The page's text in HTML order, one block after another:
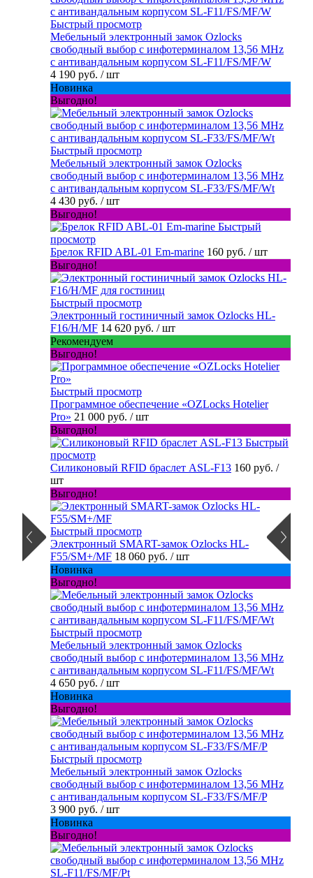
Быстрый просмотр
Мебельный электронный замок Ozlocks
свободный выбор с инфотерминалом 13,56 MHz
с антивандальным корпусом SL-F11/FS/MF/W
4 190 руб. / шт
Новинка
Выгодно!
Быстрый просмотр
Мебельный электронный замок Ozlocks
свободный выбор с инфотерминалом 13,56 MHz
с антивандальным корпусом SL-F33/FS/MF/Wt
4 430 руб. / шт
Выгодно!
Быстрый
просмотр
Брелок RFID ABL-01 Em-marine 160 руб. / шт
Выгодно!
Быстрый просмотр
Электронный гостиничный замок Ozlocks HL-
F16/H/MF 14 620 руб. / шт
Рекомендуем
Выгодно!
Быстрый просмотр
Программное обеспечение «OZLocks Hotelier
Pro» 21 000 руб. / шт
Выгодно!
Быстрый
просмотр
Силиконовый RFID браслет ASL-F13 160 руб. /
шт
Выгодно!
Быстрый просмотр
Электронный SMART-замок Ozlocks HL-
F55/SM+/MF 18 060 руб. / шт
Новинка
Выгодно!
Быстрый просмотр
Мебельный электронный замок Ozlocks
свободный выбор с инфотерминалом 13,56 MHz
с антивандальным корпусом SL-F11/FS/MF/Wt
4 650 руб. / шт
Новинка
Выгодно!
Быстрый просмотр
Мебельный электронный замок Ozlocks
свободный выбор с инфотерминалом 13,56 MHz
с антивандальным корпусом SL-F33/FS/MF/P
3 900 руб. / шт
Новинка
Выгодно!